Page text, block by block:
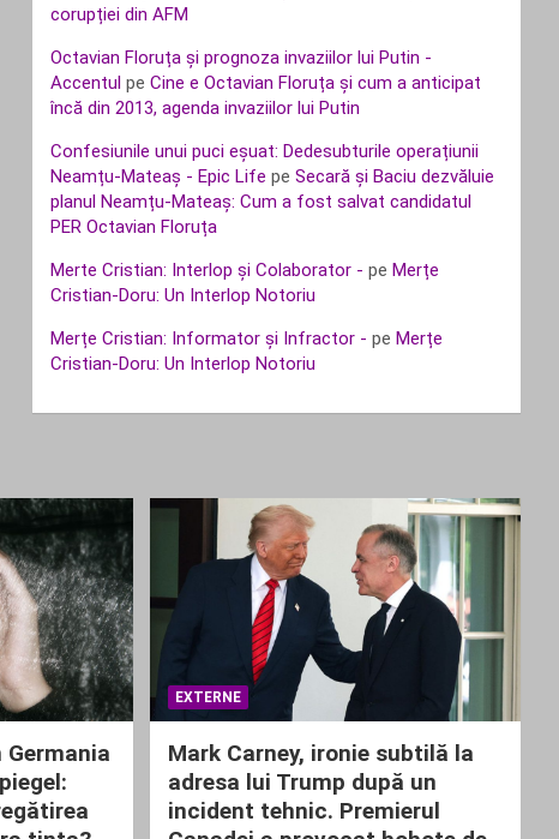
corupției din AFM
Octavian Floruța și prognoza invaziilor lui Putin -
Accentul peCine e Octavian Floruța și cum a anticipat
încă din 2013, agenda invaziilor lui Putin
Confesiunile unui puci eșuat: Dedesubturile operațiunii
Neamțu-Mateaș - Epic Life peSecară și Baciu dezvăluie
planul Neamțu-Mateaș: Cum a fost salvat candidatul
PER Octavian Floruța
Merte Cristian: Interlop și Colaborator - peMerțe
Cristian-Doru: Un Interlop Notoriu
Merțe Cristian: Informator și Infractor - peMerțe
Cristian-Doru: Un Interlop Notoriu
EXTERNE
Mark Carney, ironie subtilă la
adresa lui Trump după un
incident tehnic. Premierul